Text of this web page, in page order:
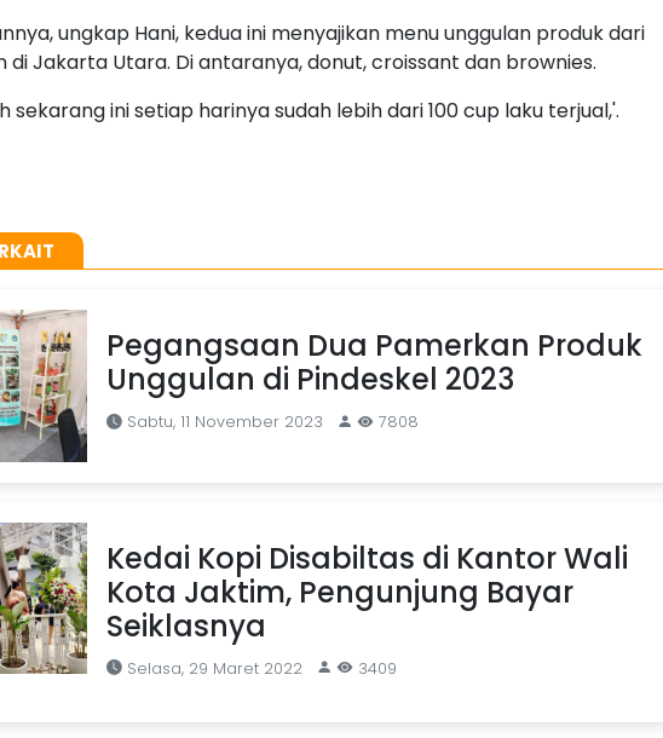
ungkap Hani, kedua ini menyajikan menu unggulan produk dari
di Jakarta Utara. Di antaranya, donut, croissant dan brownies.
sekarang ini setiap harinya sudah lebih dari 100 cup laku terjual,'.
Pegangsaan Dua Pamerkan Produk
Unggulan di Pindeskel 2023
Sabtu, 11 November 2023 7808
Kedai Kopi Disabiltas di Kantor Wali
Kota Jaktim, Pengunjung Bayar
Seiklasnya
Selasa, 29 Maret 2022 3409